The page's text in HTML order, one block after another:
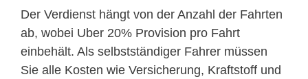
Der Verdienst hängt von der Anzahl der Fahrten
ab, wobei Uber 20% Provision pro Fahrt
einbehält. Als selbstständiger Fahrer müssen
Sie alle Kosten wie Versicherung, Kraftstoff und